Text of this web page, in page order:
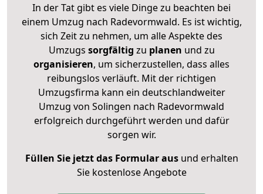
In der Tat gibt es viele Dinge zu beachten bei
einem Umzug nach Radevormwald. Es ist wichtig,
sich Zeit zu nehmen, um alle Aspekte des
Umzugs sorgfältig zu planen und zu
organisieren, um sicherzustellen, dass alles
reibungslos verläuft. Mit der richtigen
Umzugsfirma kann ein deutschlandweiter
Umzug von Solingen nach Radevormwald
erfolgreich durchgeführt werden und dafür
sorgen wir.
Füllen Sie jetzt das Formular ausund erhalten
Sie kostenlose Angebote